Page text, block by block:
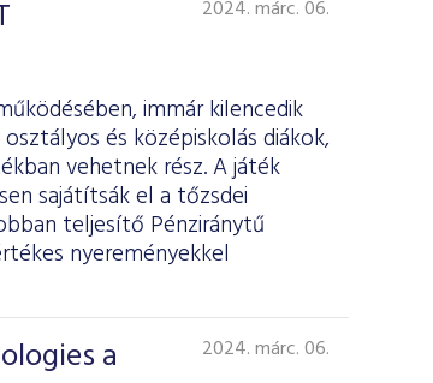
2024. márc. 06.
immár kilencedik
és középiskolás diákok,
vehetnek rész. A játék
sajátítsák el a tőzsdei
teljesítő Pénziránytű
nyereményekkel
a
2024. márc. 06.